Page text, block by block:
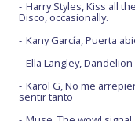
Harry Styles, Kiss all
Disco, occasionally.
Kany García, Puerta
Ella Langley, Dandelion
Karol G, No me
sentir tanto